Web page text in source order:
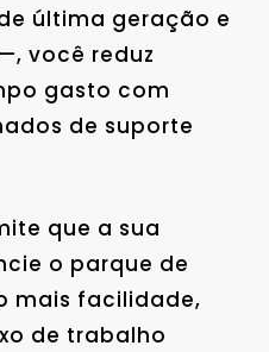
última geração e
você reduz
gasto com
de suporte
que a sua
o parque de
mais facilidade,
de trabalho